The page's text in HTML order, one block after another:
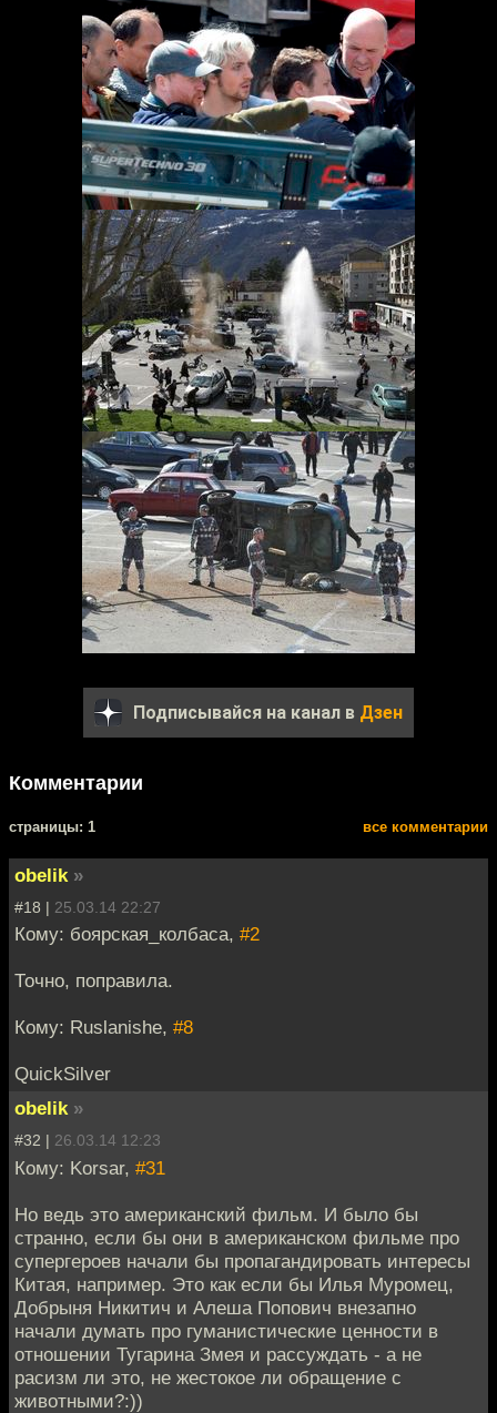
Подписывайся на канал в Дзен
Комментарии
cтраницы: 1 все комментарии
obelik »
#18 | 25.03.14 22:27
Кому: боярская_колбаса, #2
Точно, поправила.
Кому: Ruslanishe, #8
QuickSilver
obelik »
#32 | 26.03.14 12:23
Кому: Korsar, #31
Но ведь это американский фильм. И было бы
странно, если бы они в американском фильме про
супергероев начали бы пропагандировать интересы
Китая, например. Это как если бы Илья Муромец,
Добрыня Никитич и Алеша Попович внезапно
начали думать про гуманистические ценности в
отношении Тугарина Змея и рассуждать - а не
расизм ли это, не жестокое ли обращение с
животными?:))